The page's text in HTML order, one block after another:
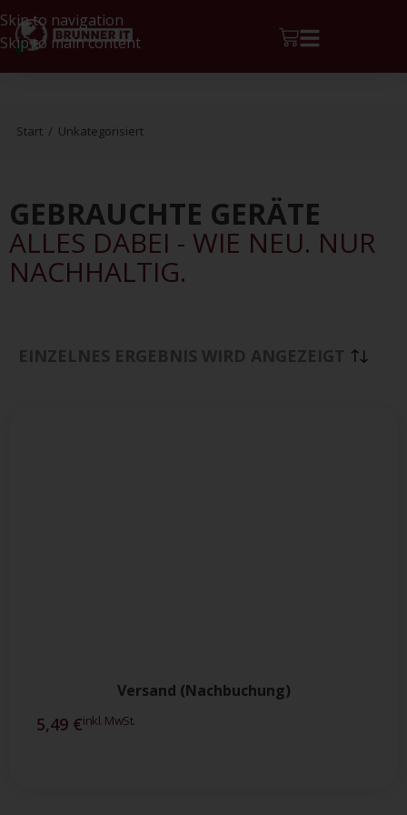
Skip to navigation
Skip to main content
Start / Unkategorisiert
GEBRAUCHTE GERÄTE
ALLES DABEI - WIE NEU. NUR
NACHHALTIG.
EINZELNES ERGEBNIS WIRD ANGEZEIGT
Versand (Nachbuchung)
5,49 €inkl. MwSt.